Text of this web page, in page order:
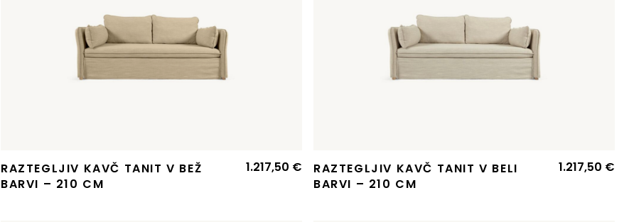
RAZTEGLJIV KAVČ TANIT V BEŽ
BARVI – 210 CM
1.217,50 €
RAZTEGLJIV KAVČ TANIT V BELI
BARVI – 210 CM
1.217,50 €